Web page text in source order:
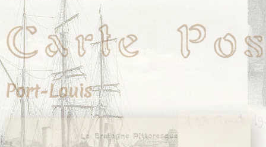
Sainte-Anne-d'Auray
Sarzeau
Tréhorenteuc
Vanes
Vannes
Île-aux-Moines
Port-Louis